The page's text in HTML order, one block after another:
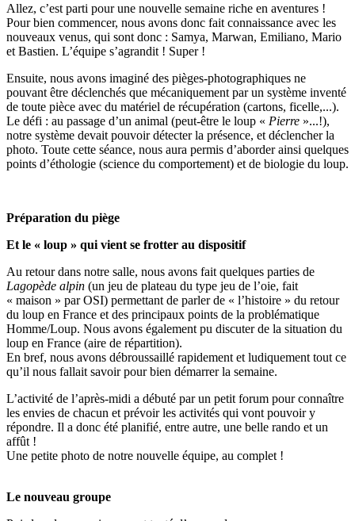
Allez, c’est parti pour une nouvelle semaine riche en aventures !
Pour bien commencer, nous avons donc fait connaissance avec les
nouveaux venus, qui sont donc : Samya, Marwan, Emiliano, Mario
et Bastien. L’équipe s’agrandit ! Super !
Ensuite, nous avons imaginé des pièges-photographiques ne
pouvant être déclenchés que mécaniquement par un système inventé
de toute pièce avec du matériel de récupération (cartons, ficelle,...).
Le défi : au passage d’un animal (peut-être le loup « Pierre »...!),
notre système devait pouvoir détecter la présence, et déclencher la
photo. Toute cette séance, nous aura permis d’aborder ainsi quelques
points d’éthologie (science du comportement) et de biologie du loup.
Préparation du piège
Et le « loup » qui vient se frotter au dispositif
Au retour dans notre salle, nous avons fait quelques parties de
Lagopède alpin (un jeu de plateau du type jeu de l’oie, fait
« maison » par OSI) permettant de parler de « l’histoire » du retour
du loup en France et des principaux points de la problématique
Homme/Loup. Nous avons également pu discuter de la situation du
loup en France (aire de répartition).
En bref, nous avons débroussaillé rapidement et ludiquement tout ce
qu’il nous fallait savoir pour bien démarrer la semaine.
L’activité de l’après-midi a débuté par un petit forum pour connaître
les envies de chacun et prévoir les activités qui vont pouvoir y
répondre. Il a donc été planifié, entre autre, une belle rando et un
affût !
Une petite photo de notre nouvelle équipe, au complet !
Le nouveau groupe